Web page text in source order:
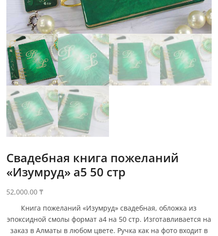
Свадебная книга пожеланий
«Изумруд» а5 50 стр
52,000.00₸
Книга пожеланий «Изумруд» свадебная, обложка из
эпоксидной смолы формат а4 на 50 стр. Изготавливается на
заказ в Алматы в любом цвете. Ручка как на фото входит в